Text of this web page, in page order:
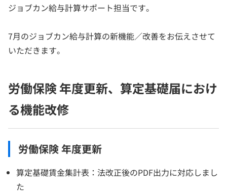
ジョブカン給与計算サポート担当です。
7月のジョブカン給与計算の新機能／改善をお伝えさせて
いただきます。
労働保険 年度更新、算定基礎届におけ
る機能改修
労働保険 年度更新
算定基礎賃金集計表：法改正後のPDF出力に対応しまし
た